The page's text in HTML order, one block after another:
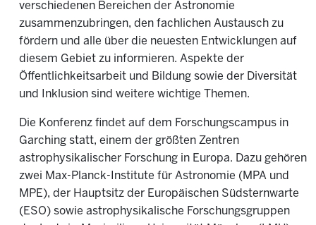
verschiedenen Bereichen der Astronomie
zusammenzubringen, den fachlichen Austausch zu
fördern und alle über die neuesten Entwicklungen auf
diesem Gebiet zu informieren. Aspekte der
Öffentlichkeitsarbeit und Bildung sowie der Diversität
und Inklusion sind weitere wichtige Themen.
Die Konferenz findet auf dem Forschungscampus in
Garching statt, einem der größten Zentren
astrophysikalischer Forschung in Europa. Dazu gehören
zwei Max-Planck-Institute für Astronomie (MPA und
MPE), der Hauptsitz der Europäischen Südsternwarte
(ESO) sowie astrophysikalische Forschungsgruppen